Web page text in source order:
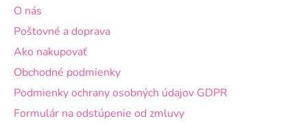
O nás
Poštovné a doprava
Ako nakupovať
Obchodné podmienky
Podmienky ochrany osobných údajov GDPR
Formulár na odstúpenie od zmluvy